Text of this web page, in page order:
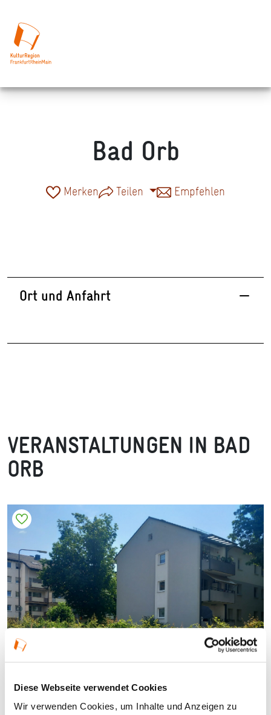
Diese Webseite verwendet Cookies
Wir verwenden Cookies, um Inhalte und Anzeigen zu
Bad Orb
Merken Teilen Empfehlen
Ort und Anfahrt
VERANSTALTUNGEN IN BAD
ORB
© Lea Fleur Sorgler